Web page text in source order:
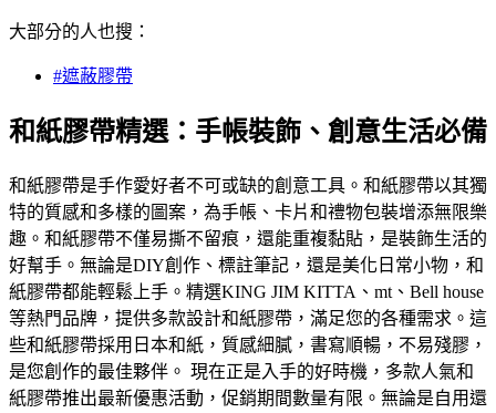
大部分的人也搜：
#遮蔽膠帶
和紙膠帶精選：手帳裝飾、創意生活必備
和紙膠帶是手作愛好者不可或缺的創意工具。和紙膠帶以其獨
特的質感和多樣的圖案，為手帳、卡片和禮物包裝增添無限樂
趣。和紙膠帶不僅易撕不留痕，還能重複黏貼，是裝飾生活的
好幫手。無論是DIY創作、標註筆記，還是美化日常小物，和
紙膠帶都能輕鬆上手。精選KING JIM KITTA、mt、Bell house
等熱門品牌，提供多款設計和紙膠帶，滿足您的各種需求。這
些和紙膠帶採用日本和紙，質感細膩，書寫順暢，不易殘膠，
是您創作的最佳夥伴。 現在正是入手的好時機，多款人氣和
紙膠帶推出最新優惠活動，促銷期間數量有限。無論是自用還